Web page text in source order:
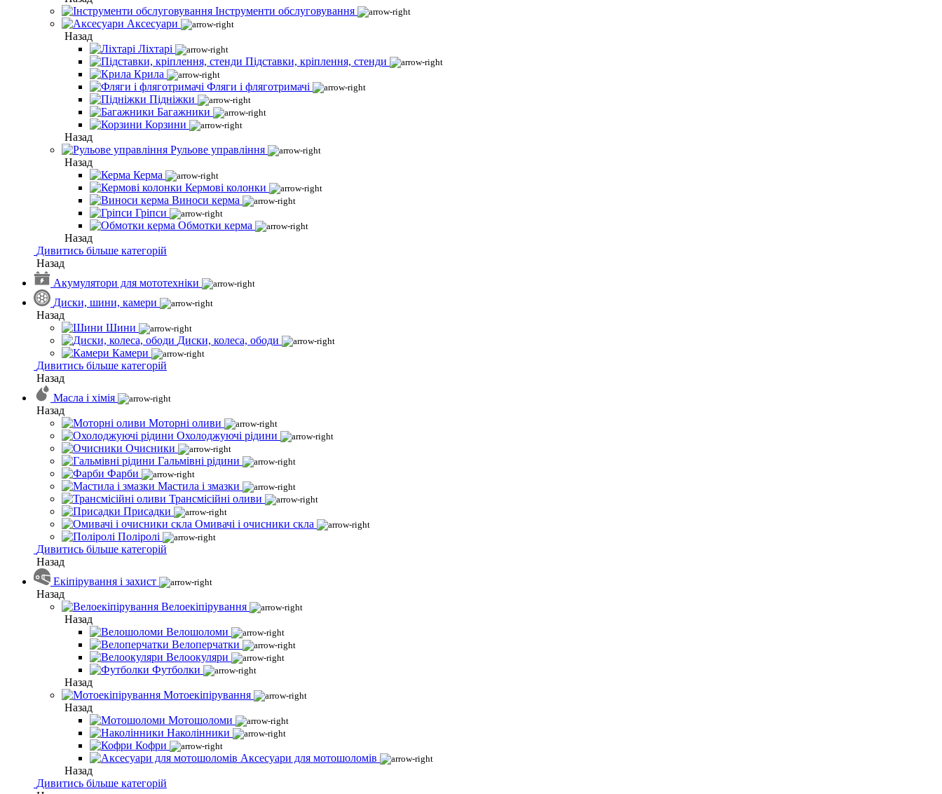
Інструменти обслуговування
Аксесуари
Назад
Ліхтарі
Підставки, кріплення, стенди
Крила
Фляги і фляготримачі
Підніжки
Багажники
Корзини
Назад
Рульове управління
Назад
Керма
Кермові колонки
Виноси керма
Гріпси
Обмотки керма
Назад
Дивитись більше категорій
Назад
Акумулятори для мототехніки
Диски, шини, камери
Назад
Шини
Диски, колеса, ободи
Камери
Дивитись більше категорій
Назад
Масла і хімія
Назад
Моторні оливи
Охолоджуючі рідини
Очисники
Гальмівні рідини
Фарби
Мастила і змазки
Трансмісійні оливи
Присадки
Омивачі і очисники скла
Поліролі
Дивитись більше категорій
Назад
Екіпірування і захист
Назад
Велоекіпірування
Назад
Велошоломи
Велоперчатки
Велоокуляри
Футболки
Назад
Мотоекіпірування
Назад
Мотошоломи
Наколінники
Кофри
Аксесуари для мотошоломів
Назад
Дивитись більше категорій